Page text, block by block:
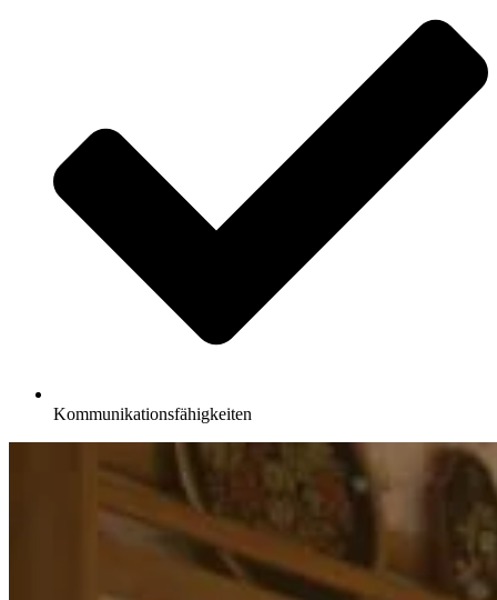
Kommunikationsfähigkeiten